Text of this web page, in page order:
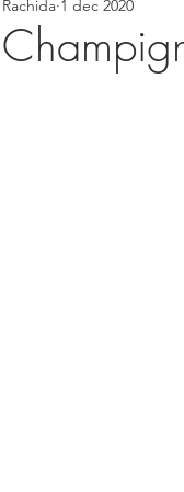
Smoothies
Rachida 1 dec 2020